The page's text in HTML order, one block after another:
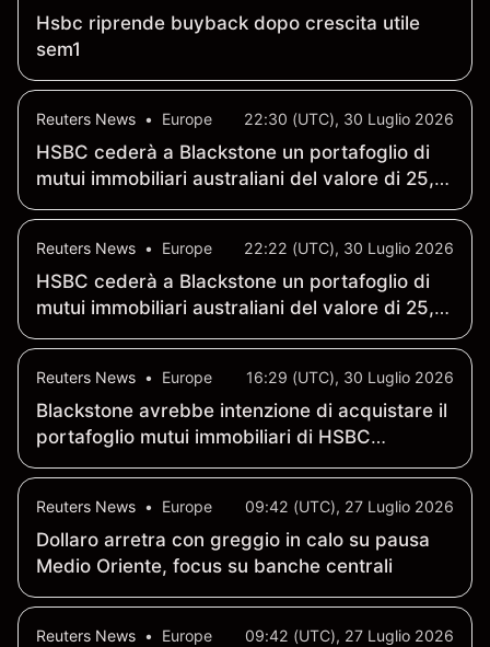
Hsbc riprende buyback dopo crescita utile
sem1
Reuters News • Europe 22:30 (UTC), 30 Luglio 2026
HSBC cederà a Blackstone un portafoglio di
mutui immobiliari australiani del valore di 25,3
miliardi di dollari
Reuters News • Europe 22:22 (UTC), 30 Luglio 2026
HSBC cederà a Blackstone un portafoglio di
mutui immobiliari australiani del valore di 25,3
miliardi di dollari
Reuters News • Europe 16:29 (UTC), 30 Luglio 2026
Blackstone avrebbe intenzione di acquistare il
portafoglio mutui immobiliari di HSBC
Australia per 25 miliardi di dollari - Bloomberg
Reuters News • Europe 09:42 (UTC), 27 Luglio 2026
Dollaro arretra con greggio in calo su pausa
Medio Oriente, focus su banche centrali
Reuters News • Europe 09:42 (UTC), 27 Luglio 2026